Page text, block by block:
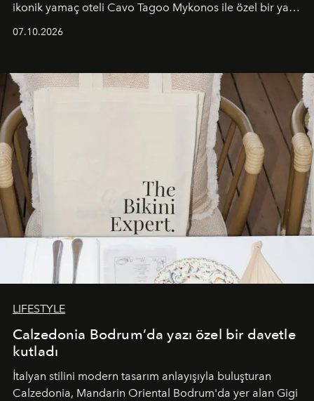
ikonik yamaç oteli Cavo Tagoo Mykonos ile özel bir yaz
buluşturarak markanın Cavo Tagoo’daki varlığını
sürükleyici ve mevsime özel bir deneyime dönüştürüyor.
07.10.2026
LIFESTYLE
Calzedonia Bodrum’da yazı özel bir davetle
kutladı
İtalyan stilini modern tasarım anlayışıyla buluşturan
Calzedonia, Mandarin Oriental Bodrum'da yer alan Gigi